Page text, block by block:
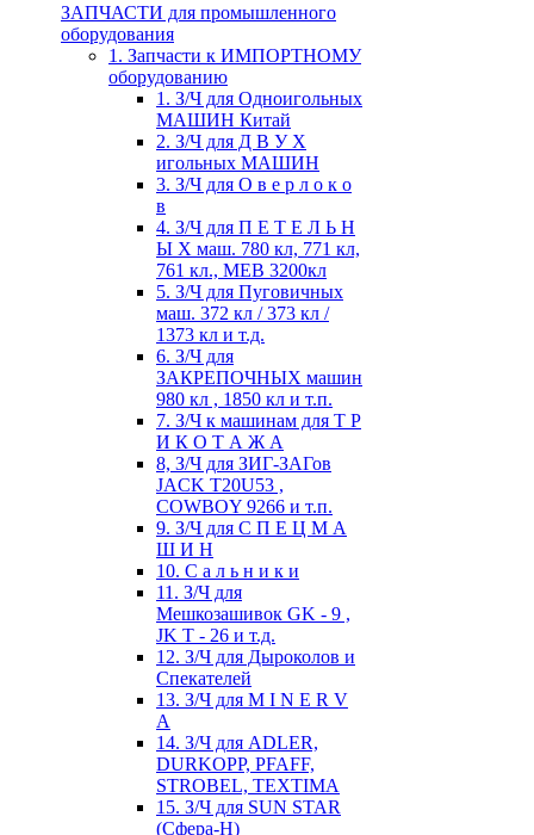
ЗАПЧАСТИ для промышленного
оборудования
1. Запчасти к ИМПОРТНОМУ
оборудованию
1. З/Ч для Одноигольных
МАШИН Китай
2. З/Ч для Д В У Х
игольных МАШИН
3. З/Ч для О в е р л о к о
в
4. З/Ч для П Е Т Е Л Ь Н
Ы Х маш. 780 кл, 771 кл,
761 кл., MEB 3200кл
5. З/Ч для Пуговичных
маш. 372 кл / 373 кл /
1373 кл и т.д.
6. З/Ч для
ЗАКРЕПОЧНЫХ машин
980 кл , 1850 кл и т.п.
7. З/Ч к машинам для Т Р
И К О Т А Ж А
8, З/Ч для ЗИГ-ЗАГов
JACK Т20U53 ,
COWBOY 9266 и т.п.
9. З/Ч для С П Е Ц М А
Ш И Н
10. С а л ь н и к и
11. З/Ч для
Мешкозашивок GK - 9 ,
JK T - 26 и т.д.
12. З/Ч для Дыроколов и
Спекателей
13. З/Ч для M I N E R V
A
14. З/Ч для ADLER,
DURKOPP, PFAFF,
STROBEL, TEXTIMA
15. З/Ч для SUN STAR
(Сфера-Н)